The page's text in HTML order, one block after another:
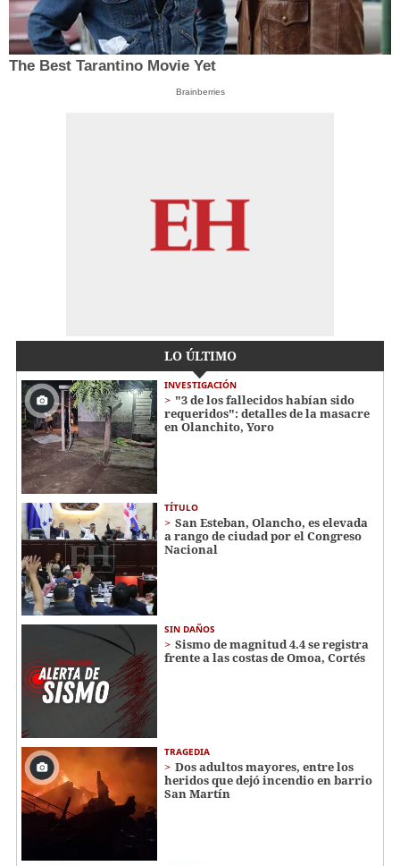
The Best Tarantino Movie Yet
Brainberries
LO ÚLTIMO
INVESTIGACIÓN
"3 de los fallecidos habían sido
requeridos": detalles de la masacre
en Olanchito, Yoro
TÍTULO
San Esteban, Olancho, es elevada
a rango de ciudad por el Congreso
Nacional
SIN DAÑOS
Sismo de magnitud 4.4 se registra
frente a las costas de Omoa, Cortés
TRAGEDIA
Dos adultos mayores, entre los
heridos que dejó incendio en barrio
San Martín